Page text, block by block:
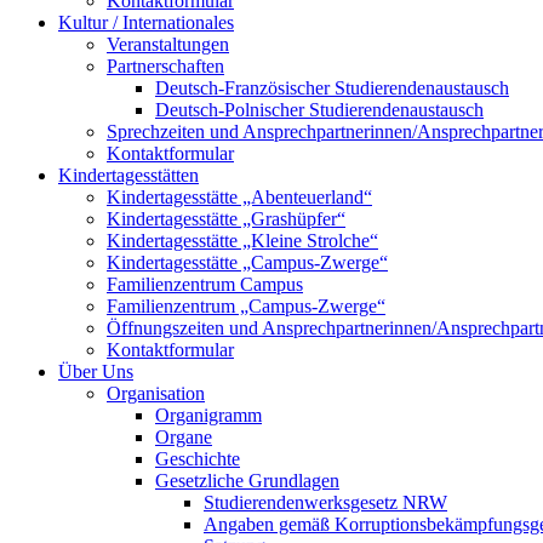
Kultur / Internationales
Veranstaltungen
Partnerschaften
Deutsch-Französischer Studierendenaustausch
Deutsch-Polnischer Studierendenaustausch
Sprechzeiten und Ansprechpartnerinnen/Ansprechpartner
Kontaktformular
Kindertagesstätten
Kindertagesstätte „Abenteuerland“
Kindertagesstätte „Grashüpfer“
Kindertagesstätte „Kleine Strolche“
Kindertagesstätte „Campus-Zwerge“
Familienzentrum Campus
Familienzentrum „Campus-Zwerge“
Öffnungszeiten und Ansprechpartnerinnen/
Kontaktformular
Über Uns
Organisation
Organigramm
Organe
Geschichte
Gesetzliche Grundlagen
Studierendenwerksgesetz NRW
Angaben gemäß